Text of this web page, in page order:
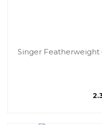
Singer Featherweight